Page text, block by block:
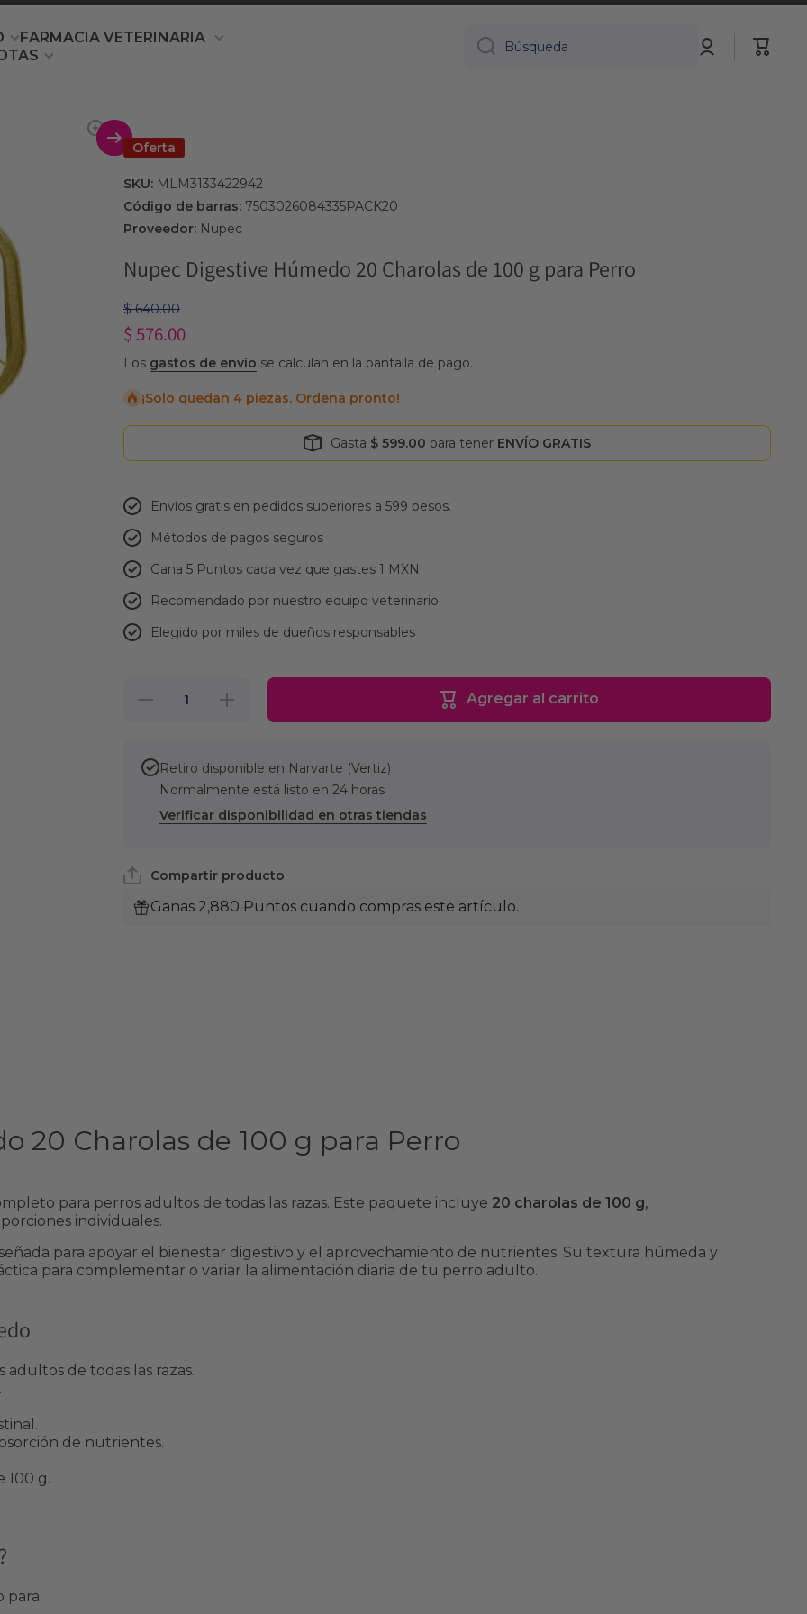
FARMACIA VETERINARIA
Búsqueda
Iniciar
sesión
Carrito
Oferta
SKU: MLM3133422942
Código de barras:7503026084335PACK20
Proveedor:Nupec
Nupec Digestive Húmedo 20 Charolas de 100 g para Perro
$ 640.00
$ 576.00
Los gastos de envío se calculan en la pantalla de pago.
¡Solo quedan 4 piezas. Ordena pronto!
Gasta $ 599.00 para tener ENVÍO GRATIS
Envíos gratis en pedidos superiores a 599 pesos.
Métodos de pagos seguros
Gana 5 Puntos cada vez que gastes 1 MXN
Recomendado por nuestro equipo veterinario
Elegido por miles de dueños responsables
Reducir
Húmedo
20
Charolas
para
Aumentar
cantidad
Húmedo
20
Charolas
para
Agregar al carrito
Retiro disponible en Narvarte (Vertiz)
Normalmente está listo en 24 horas
Verificar disponibilidad en otras tiendas
Compartir producto
Ganas 2,880 Puntos cuando compras este artículo.
20 Charolas de 100 g para Perro
para perros adultos de todas las razas. Este paquete incluye 20 charolas de 100 g,
individuales.
para apoyar el bienestar digestivo y el aprovechamiento de nutrientes. Su textura húmeda y
para complementar o variar la alimentación diaria de tu perro adulto.
de todas las razas.
de nutrientes.
100 g.
para: